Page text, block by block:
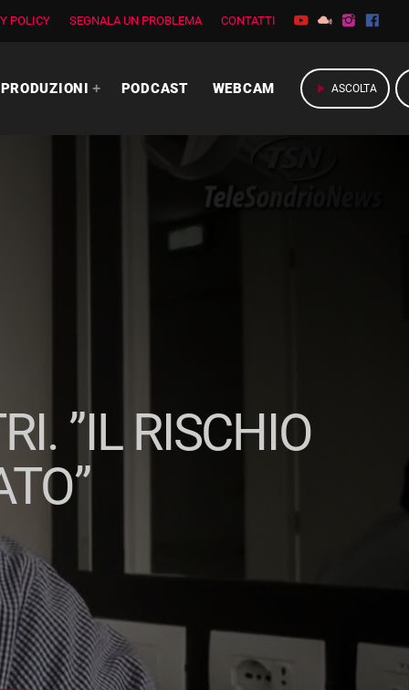
POLICY SEGNALA UN PROBLEMA CONTATTI
PRODUZIONI PODCAST WEBCAM play_arrow ASCOLTA
”IL RISCHIO